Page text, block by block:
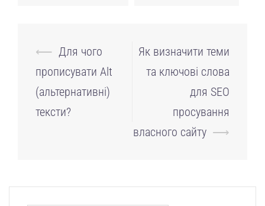
Навігація
по
запису
⟵ Для чого
прописувати Alt
(альтернативні)
тексти?
Як визначити теми
та ключові слова
для SEO
просування
власного сайту ⟶